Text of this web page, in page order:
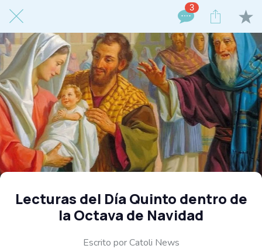
3
Lecturas del Día Quinto dentro de
la Octava de Navidad
Escrito por Catoli News